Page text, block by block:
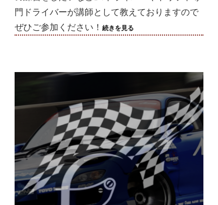
門ドライバーが講師として教えておりますので
ぜひご参加ください！ 続きを見る
走